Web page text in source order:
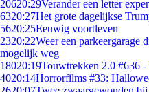
20620:29Verander een letter
6320:27Het grote dagelijkse
5620:25Eeuwig voortleven
2320:22Weer een parkeergarage
mogelijk weg
18020:19Touwtrekken 2.0 #636
4020:14Horrorfilms #33: